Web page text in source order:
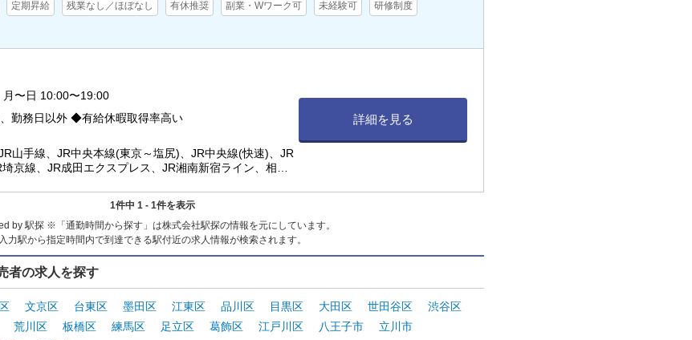
定期昇給 残業なし／ほぼなし 有休推奨 副業・Wワーク可 未経験可 研修制度
月〜日 10:00〜19:00
勤務日以外 ◆有給休暇取得率高い
山手線、JR中央本線(東京～塩尻)、JR中央線(快速)、JR
京線、JR成田エクスプレス、JR湘南新宿ライン、相
宿駅 徒歩5分（京王新線） / 新宿駅 徒歩5分（都営大江
/ 新宿三丁目駅 徒歩6分（都営新宿線） / 新宿駅 徒歩6
駅 徒歩7分（小田急線、東京メトロ丸ノ内線） / 代々木
江戸線、JR山手線、JR中央線(快速)、JR中央・総武
詳細を見る
1件中 1 - 1件を表示
by 駅探 ※「通勤時間から探す」は株式会社駅探の情報を元にしています。
入力駅から指定時間内で到達できる駅付近の求人情報が検索されます。
者の求人を探す
文京区 台東区 墨田区 江東区 品川区 目黒区 大田区 世田谷区
渋谷区
荒川区 板橋区 練馬区 足立区 葛飾区 江戸川区 八王子市
立川市